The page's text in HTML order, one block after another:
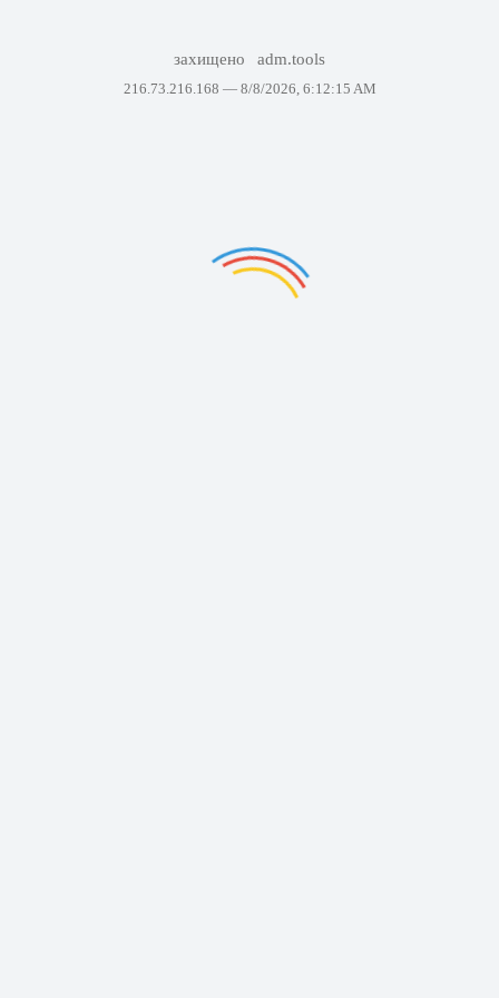
захищено adm.tools
216.73.216.168 — 8/8/2026, 6:12:15 AM